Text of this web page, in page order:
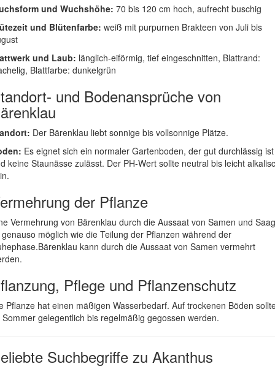
und Wuchshöhe: 70 bis 120 cm hoch, aufrecht buschig
und Blütenfarbe: weiß mit purpurnen Brakteen von Juli bis
und Laub: länglich-eiförmig, tief eingeschnitten, Blattrand:
Blattfarbe: dunkelgrün
und Bodenansprüche von
Der Bärenklau liebt sonnige bis vollsonnige Plätze.
Es eignet sich ein normaler Gartenboden, der gut durchlässig ist
keine Staunässe zulässt. Der PH-Wert sollte neutral bis leicht
der Pflanze
Vermehrung von Bärenklau durch die Aussaat von Samen und
möglich wie die Teilung der Pflanzen während der
kann durch die Aussaat von Samen vermehrt
Pflege und Pflanzenschutz
Pflanze hat einen mäßigen Wasserbedarf. Auf trockenen Böden
Sommer gelegentlich bis regelmäßig gegossen werden.
Suchbegriffe zu Akanthus